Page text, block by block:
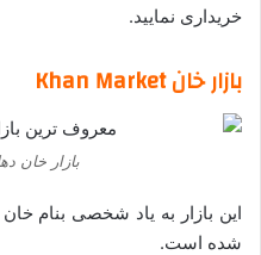
خریداری نمایید.
بازار خان Khan Market
بازار خان
این بازار به یاد شخصی بنام
شده است.